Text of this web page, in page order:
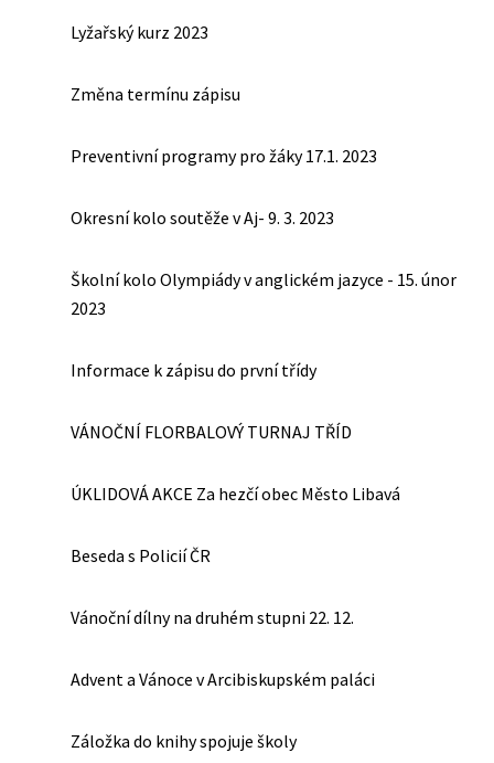
Lyžařský kurz 2023
Změna termínu zápisu
Preventivní programy pro žáky 17.1. 2023
Okresní kolo soutěže v Aj- 9. 3. 2023
Školní kolo Olympiády v anglickém jazyce - 15. únor
2023
Informace k zápisu do první třídy
VÁNOČNÍ FLORBALOVÝ TURNAJ TŘÍD
ÚKLIDOVÁ AKCE Za hezčí obec Město Libavá
Beseda s Policií ČR
Vánoční dílny na druhém stupni 22. 12.
Advent a Vánoce v Arcibiskupském paláci
Záložka do knihy spojuje školy